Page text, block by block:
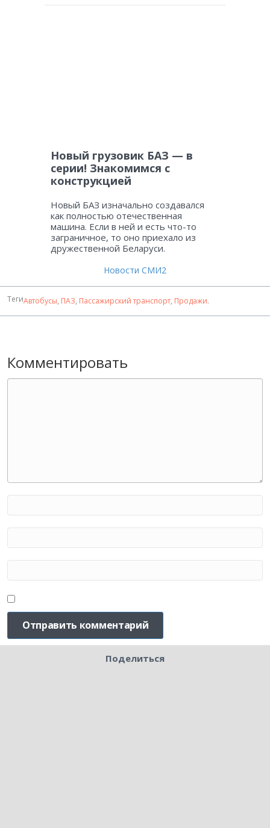
Новый грузовик БАЗ — в
серии! Знакомимся с
конструкцией
Новый БАЗ изначально создавался
как полностью отечественная
машина. Если в ней и есть что-то
заграничное, то оно приехало из
дружественной Беларуси.
Новости СМИ2
ТегиАвтобусы, ПАЗ, Пассажирский транспорт, Продажи.
Комментировать
Поделиться